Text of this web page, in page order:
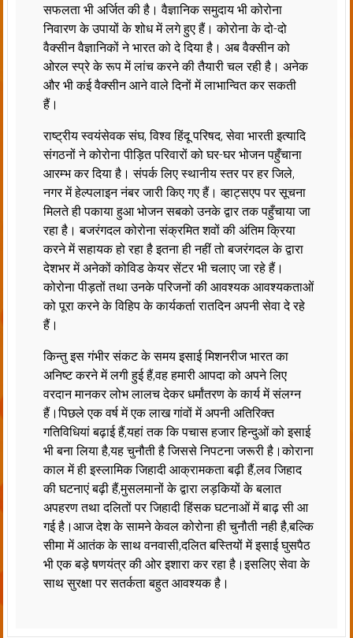
सफलता भी अर्जित की है। वैज्ञानिक समुदाय भी कोरोना
निवारण के उपायों के शोध में लगे हुए हैं। कोरोना के दो-दो
वैक्सीन वैज्ञानिकों ने भारत को दे दिया है। अब वैक्सीन को
ओरल स्प्रे के रूप में लांच करने की तैयारी चल रही है। अनेक
और भी कई वैक्सीन आने वाले दिनों में लाभान्वित कर सकती
हैं।
राष्ट्रीय स्वयंसेवक संघ, विश्व हिंदू परिषद, सेवा भारती इत्यादि
संगठनों ने कोरोना पीड़ित परिवारों को घर-घर भोजन पहुँचाना
आरम्भ कर दिया है। संपर्क लिए स्थानीय स्तर पर हर जिले,
नगर में हेल्पलाइन नंबर जारी किए गए हैं। व्हाट्सएप पर सूचना
मिलते ही पकाया हुआ भोजन सबको उनके द्वार तक पहुँचाया जा
रहा है। बजरंगदल कोरोना संक्रमित शवों की अंतिम क्रिया
करने में सहायक हो रहा है इतना ही नहीं तो बजरंगदल के द्वारा
देशभर में अनेकों कोविड केयर सेंटर भी चलाए जा रहे हैं।
कोरोना पीड़तों तथा उनके परिजनों की आवश्यक आवश्यकताओं
को पूरा करने के विहिप के कार्यकर्ता रातदिन अपनी सेवा दे रहे
हैं।
किन्तु इस गंभीर संकट के समय इसाई मिशनरीज भारत का
अनिष्ट करने में लगी हुई हैं,वह हमारी आपदा को अपने लिए
वरदान मानकर लोभ लालच देकर धर्मांतरण के कार्य में संलग्न
हैं।पिछले एक वर्ष में एक लाख गांवों में अपनी अतिरिक्त
गतिविधियां बढ़ाई हैं,यहां तक कि पचास हजार हिन्दुओं को इसाई
भी बना लिया है,यह चुनौती है जिससे निपटना जरूरी है।कोराना
काल में ही इस्लामिक जिहादी आक्रामकता बढ़ी हैं,लव जिहाद
की घटनाएं बढ़ी हैं,मुसलमानों के द्वारा लड़कियों के बलात
अपहरण तथा दलितों पर जिहादी हिंसक घटनाओं में बाढ़ सी आ
गई है।आज देश के सामने केवल कोरोना ही चुनौती नही है,बल्कि
सीमा में आतंक के साथ वनवासी,दलित बस्तियों में इसाई घुसपैठ
भी एक बड़े षणयंत्र की ओर इशारा कर रहा है।इसलिए सेवा के
साथ सुरक्षा पर सतर्कता बहुत आवश्यक है।